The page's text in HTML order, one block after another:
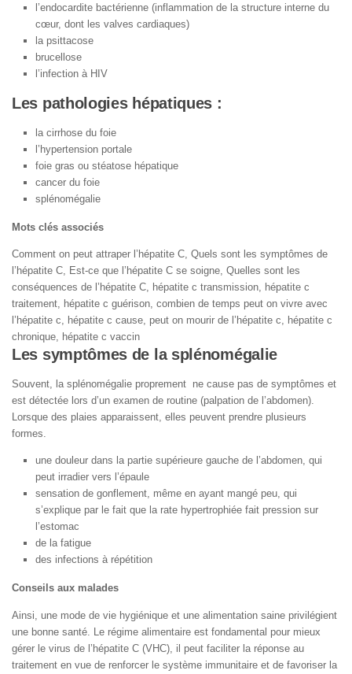
l’endocardite bactérienne (inflammation de la structure interne du
cœur, dont les valves cardiaques)
la psittacose
brucellose
l’infection à HIV
Les pathologies hépatiques :
la cirrhose du foie
l’hypertension portale
foie gras ou stéatose hépatique
cancer du foie
splénomégalie
Mots clés associés
Comment on peut attraper l’hépatite C, Quels sont les symptômes de
l’hépatite C, Est-ce que l’hépatite C se soigne, Quelles sont les
conséquences de l’hépatite C, hépatite c transmission, hépatite c
traitement, hépatite c guérison, combien de temps peut on vivre avec
l’hépatite c, hépatite c cause, peut on mourir de l’hépatite c, hépatite c
chronique, hépatite c vaccin
Les symptômes de la splénomégalie
Souvent, la splénomégalie proprement ne cause pas de symptômes et
est détectée lors d’un examen de routine (palpation de l’abdomen).
Lorsque des plaies apparaissent, elles peuvent prendre plusieurs
formes.
une douleur dans la partie supérieure gauche de l’abdomen, qui
peut irradier vers l’épaule
sensation de gonflement, même en ayant mangé peu, qui
s’explique par le fait que la rate hypertrophiée fait pression sur
l’estomac
de la fatigue
des infections à répétition
Conseils aux malades
Ainsi, une mode de vie hygiénique et une alimentation saine privilégient
une bonne santé. Le régime alimentaire est fondamental pour mieux
gérer le virus de l’hépatite C (VHC), il peut faciliter la réponse au
traitement en vue de renforcer le système immunitaire et de favoriser la